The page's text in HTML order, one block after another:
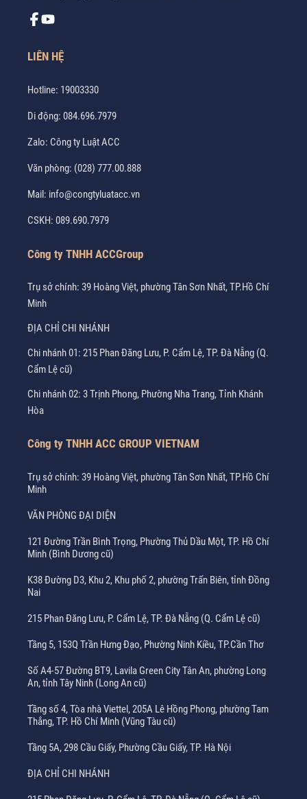
LIÊN HỆ
Hotline: 19003330
Di động: 084.696.7979
Zalo: Công ty Luật ACC
Văn phòng: (028) 777.00.888
Mail: info@congtyluatacc.vn
CSKH: 089.690.7979
Công ty TNHH ACCGroup
Trụ sở chính: 39 Hoàng Việt, phường Tân Sơn Nhất, TP.Hồ Chí
Minh
ĐỊA CHỈ CHI NHÁNH
Chi nhánh 01: 215 Phan Đăng Lưu, P. Cẩm Lệ, TP. Đà Nẵng (Q.
Cẩm Lệ cũ)
Chi nhánh 02: 3 Trịnh Phong, Phường Nha Trang, Tỉnh Khánh
Hòa
Công ty TNHH ACC GROUP VIETNAM
Trụ sở chính: 39 Hoàng Việt, phường Tân Sơn Nhất, TP.Hồ Chí
Minh
VĂN PHÒNG ĐẠI DIỆN
121 Đường Trần Bình Trọng, Phường Thủ Dầu Một, TP. Hồ Chí
Minh (Bình Dương cũ)
K38 Đường D3, Khu 2, Khu phố 2, phường Trấn Biên, tỉnh Đồng
Nai
215 Phan Đăng Lưu, P. Cẩm Lệ, TP. Đà Nẵng (Q. Cẩm Lệ cũ)
Tầng 5, 153Q Trần Hưng Đạo, Phường Ninh Kiều, TP.Cần Thơ
Số A4-57 Đường BT9, Lavila Green City Tân An, phường Long
An, tỉnh Tây Ninh (Long An cũ)
Tầng số 4, Tòa nhà Viettel, 205A Lê Hồng Phong, phường Tam
Thắng, TP. Hồ Chí Minh (Vũng Tàu cũ)
Tầng 5A, 298 Cầu Giấy, Phường Cầu Giấy, TP. Hà Nội
ĐỊA CHỈ CHI NHÁNH